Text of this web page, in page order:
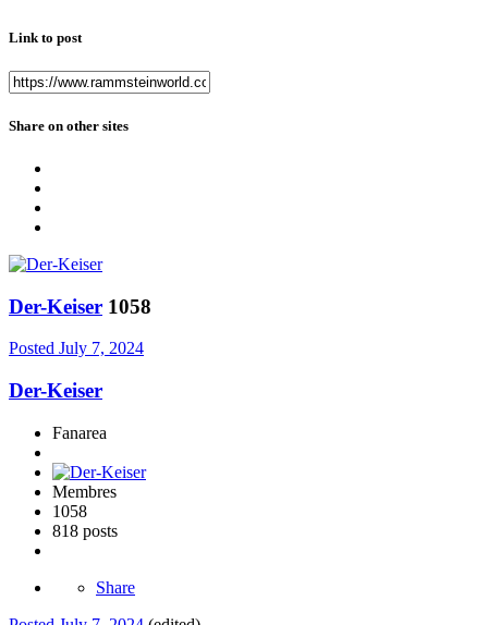
Link to post
Share on other sites
Der-Keiser 1058
Posted July 7, 2024
Der-Keiser
Fanarea
Membres
1058
818 posts
Share